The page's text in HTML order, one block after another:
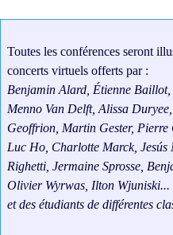
Toutes les conférences seront
concerts virtuels offerts par :
Benjamin Alard, Étienne
Menno Van Delft, Alissa
Geoffrion, Martin Gester,
Luc Ho, Charlotte Marck,
Righetti, Jermaine Sprosse,
Olivier Wyrwas, Ilton Wjuniski...
et des étudiants de différentes